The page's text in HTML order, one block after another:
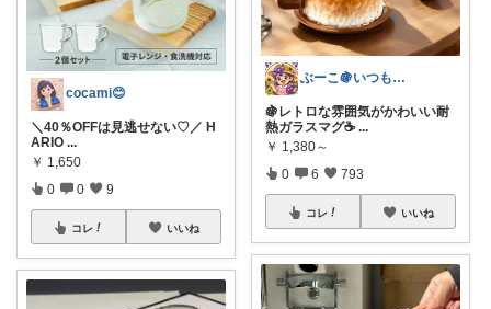
cocami😊
＼40％OFFは見逃せない♡／ H
ARIO ...
￥ 1,650
0 0 9
コレ いいね
ぶーこ🍇いつもありがとう😊
🍇レトロな雰囲気がかわいい耐
熱ガラスマグ☕ ...
￥ 1,380～
0 6 793
コレ いいね